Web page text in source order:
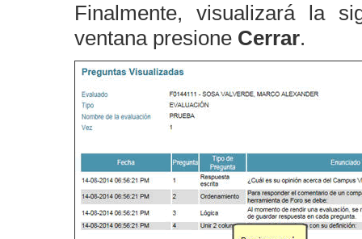
Finalmente, visualizará la
ventana presione Cerrar.